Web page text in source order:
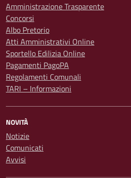
Amministrazione Trasparente
Concorsi
Albo Pretorio
Atti Amministrativi Online
Sportello Edilizia Online
Pagamenti PagoPA
Regolamenti Comunali
TARI – Informazioni
NOVITÀ
Notizie
Comunicati
Avvisi